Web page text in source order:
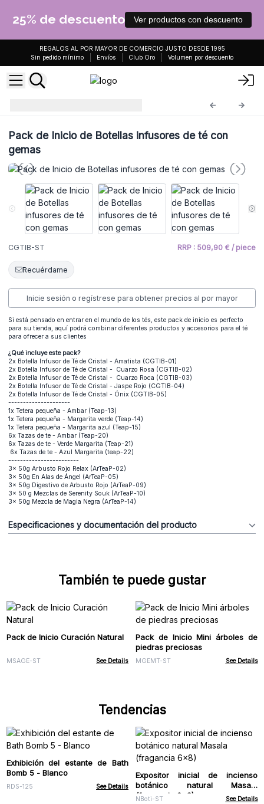
25% de descuento Ver productos con descuento
REGALOS AL POR MAYOR DE COMERCIO JUSTO DESDE 1995
Sin pedido mínimo
Envíos Club Oro Volumen por descuento
Pack de Inicio de Botellas infusores de té con
gemas
CGTIB-ST RRP : 509,90 € / piece
Recuérdame
Inicie sesión o regístrese para obtener precios al por mayor
Si está pensado en entrar en el mundo de los tés, este pack de inicio es perfecto
para su tienda, aquí podrá combinar diferentes productos y accesorios para el té
para ofrecer a sus clientes
¿Qué incluye este pack?
2x Botella Infusor de Té de Cristal - Amatista (CGTIB-01)
2x Botella Infusor de Té de Cristal - Cuarzo Rosa (CGTIB-02)
2x Botella Infusor de Té de Cristal - Cuarzo Roca (CGTIB-03)
2x Botella Infusor de Té de Cristal - Jaspe Rojo (CGTIB-04)
2x Botella Infusor de Té de Cristal - Ónix (CGTIB-05)
---------------------
1x Tetera pequeña - Ambar (Teap-13)
1x Tetera pequeña - Margarita verde (Teap-14)
1x Tetera pequeña - Margarita azul (Teap-15)
6x Tazas de te - Ambar (Teap-20)
6x Tazas de te - Verde Margarita (Teap-21)
6x Tazas de te - Azul Margarita (teap-22)
------------------------
3x 50g Arbusto Rojo Relax (ArTeaP-02)
3x 50g En Alas de Ángel (ArTeaP-05)
3x 50g Digestivo de Arbusto Rojo (ArTeaP-09)
3x 50 g Mezclas de Serenity Souk (ArTeaP-10)
3x 50g Mezcla de Magia Negra (ArTeaP-14)
Especificaciones y documentación del producto
También te puede gustar
Pack de Inicio Curación Natural
MSAGE-ST See Details
Pack de Inicio Mini árboles de
piedras preciosas
MGEMT-ST See Details
Tendencias
Exhibición del estante de Bath
Bomb 5 - Blanco
RDS-125 See Details
Expositor inicial de incienso
botánico natural Masala
(fragancia 6x8)
NBoti-ST See Details